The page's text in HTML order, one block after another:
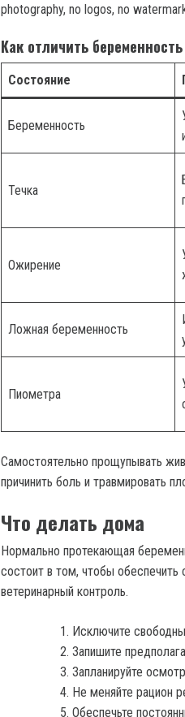
photography, no logos, no
Как отличить
Состояние
Беременность
Течка
Ожирение
Ложная беременность
Пиометра
Самостоятельно прощупывать
причинить боль и травмировать
Что делать дома
Нормально протекающая
состоит в том, чтобы обеспечить
ветеринарный контроль.
Исключите
Запишите
Запланируйте
Не меняйте рацион
Обеспечьте